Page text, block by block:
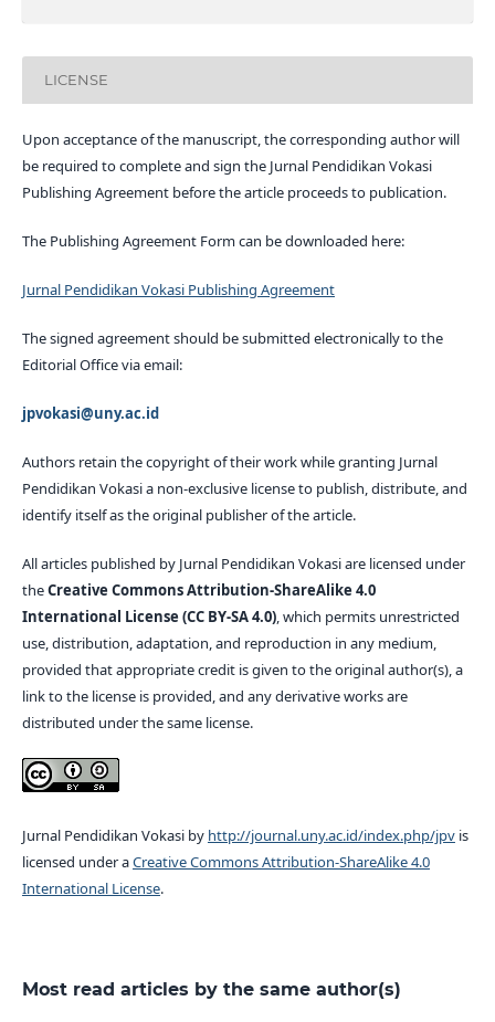
LICENSE
Upon acceptance of the manuscript, the corresponding author will
be required to complete and sign the Jurnal Pendidikan Vokasi
Publishing Agreement before the article proceeds to publication.
The Publishing Agreement Form can be downloaded here:
Jurnal Pendidikan Vokasi Publishing Agreement
The signed agreement should be submitted electronically to the
Editorial Office via email:
jpvokasi@uny.ac.id
Authors retain the copyright of their work while granting Jurnal
Pendidikan Vokasi a non-exclusive license to publish, distribute, and
identify itself as the original publisher of the article.
All articles published by Jurnal Pendidikan Vokasi are licensed under
theCreative Commons Attribution-ShareAlike 4.0
International License (CC BY-SA 4.0), which permits unrestricted
use, distribution, adaptation, and reproduction in any medium,
provided that appropriate credit is given to the original author(s), a
link to the license is provided, and any derivative works are
distributed under the same license.
Jurnal Pendidikan Vokasi by http://journal.uny.ac.id/index.php/jpvis
licensed under aCreative Commons Attribution-ShareAlike 4.0
International License.
Most read articles by the same author(s)